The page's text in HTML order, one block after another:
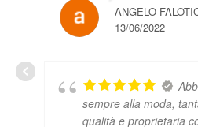
ANGELO
13/06/2022
sempre alla moda,
qualità e proprietaria